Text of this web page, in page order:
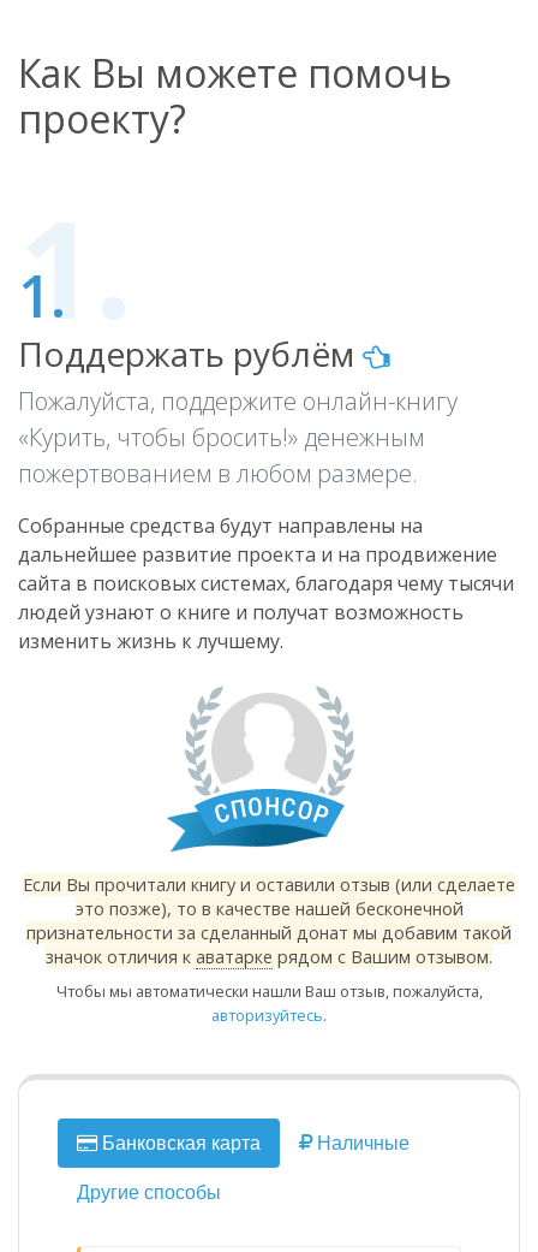
Как Вы можете помочь
проекту?
1.
Поддержать рублём
Пожалуйста, поддержите онлайн-книгу
«Курить, чтобы бросить!» денежным
пожертвованием в любом размере.
Собранные средства будут направлены на
дальнейшее развитие проекта и на продвижение
сайта в поисковых системах, благодаря чему тысячи
людей узнают о книге и получат возможность
изменить жизнь к лучшему.
Если Вы прочитали книгу и оставили отзыв (или сделаете
это позже), то в качестве нашей бесконечной
признательности за сделанный донат мы добавим такой
значок отличия к аватарке рядом с Вашим отзывом.
Чтобы мы автоматически нашли Ваш отзыв, пожалуйста,
авторизуйтесь.
Банковская карта Наличные
Другие способы